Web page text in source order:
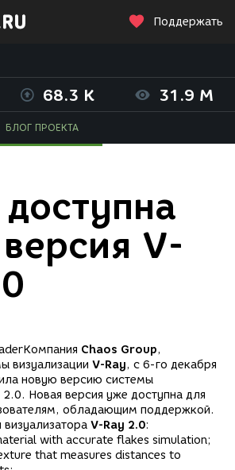
Поддержать
68.3 K 31.9 M
БЛОГ ПРОЕКТА
V-
Компания Chaos Group,
визуализации V-Ray, с 6-го декабря
новую версию системы
2.0. Новая версия уже доступна для
обладающим поддержкой.
V-Ray 2.0:
with accurate flakes simulation;
that measures distances to